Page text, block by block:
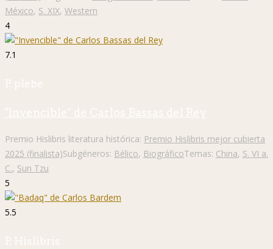
México, S. XIX, Western
4
7.1
P. plebe
"Invencible" de Carlos Bassas del Rey
Premio Hislibris literatura histórica: Premio Hislibris mejor cubierta
2025 (finalista)Subgéneros: Bélico, BiográficoTemas: China, S. VI a.
C., Sun Tzu
5
5.5
P. Hislibris